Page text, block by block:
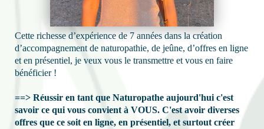
Cette richesse d’expérience de 7 années dans la création
d’accompagnement de naturopathie, de jeûne, d’offres en ligne
et en présentiel, je veux vous le transmettre et vous en faire
bénéficier !
==> Réussir en tant que Naturopathe aujourd'hui c'est
savoir ce qui vous convient à VOUS. C'est avoir diverses
offres que ce soit en ligne, en présentiel, et surtout créer